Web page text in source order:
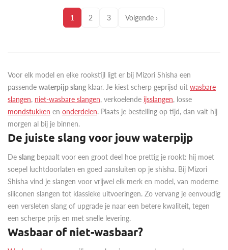
1 2 3 Volgende ›
Voor elk model en elke rookstijl ligt er bij Mizori Shisha een
passende waterpijp slang klaar. Je kiest scherp geprijsd uit wasbare
slangen, niet-wasbare slangen, verkoelende ijsslangen, losse
mondstukken en onderdelen. Plaats je bestelling op tijd, dan valt hij
morgen al bij je binnen.
De juiste slang voor jouw waterpijp
De slang bepaalt voor een groot deel hoe prettig je rookt: hij moet
soepel luchtdoorlaten en goed aansluiten op je shisha. Bij Mizori
Shisha vind je slangen voor vrijwel elk merk en model, van moderne
siliconen slangen tot klassieke uitvoeringen. Zo vervang je eenvoudig
een versleten slang of upgrade je naar een betere kwaliteit, tegen
een scherpe prijs en met snelle levering.
Wasbaar of niet-wasbaar?